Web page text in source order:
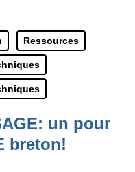
Ressources
un pour
breton!